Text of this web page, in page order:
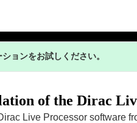
ョンをお試しください。
of the Dirac
Live Processor software